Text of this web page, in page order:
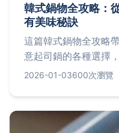
韓式鍋物全攻略：
有美味秘訣
這篇韓式鍋物全攻略
意起司鍋的各種選擇
家推薦、價格、營業
2026-01-03600次瀏覽